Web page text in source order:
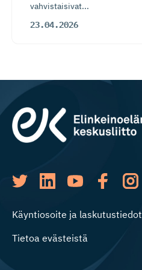
vahvistaisivat...
23.04.2026
Käyntiosoite ja laskutustiedot
Tietoa evästeistä